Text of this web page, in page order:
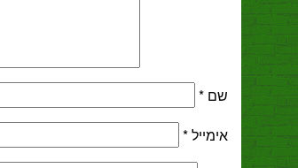
שם *
אימייל*